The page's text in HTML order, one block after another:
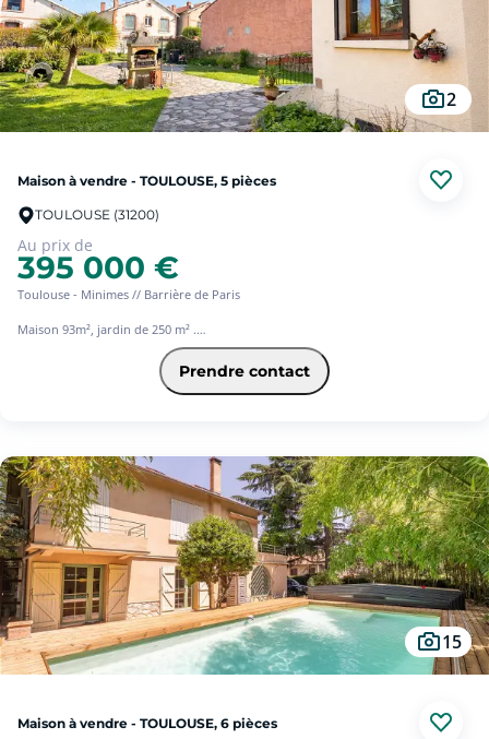
2
Maison à vendre - TOULOUSE, 5 pièces
TOULOUSE (31200)
Au prix de
395 000 €
Toulouse - Minimes // Barrière de Paris
Maison 93m², jardin de 250 m² .
Cette maison est composée d'une entrée / salon, une cuisine séparée, une
grande pièce de vie, et une salle de bain, un WC et une suite parentale.
jardin, une cave.
Rare sur le secteur avec beaucoup de potentiel.
A visiter sans tarder.
Prendre contact
15
Maison à vendre - TOULOUSE, 6 pièces